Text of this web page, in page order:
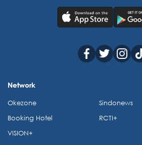
Network
Okezone
Booking Hotel
VISION+
Sindonews
RCTI+